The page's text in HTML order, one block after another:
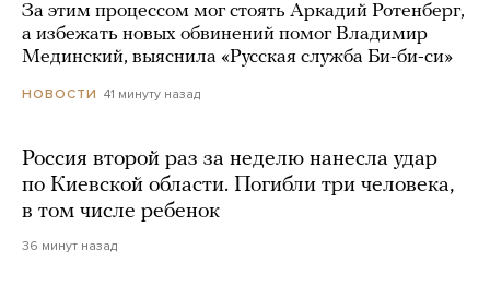
За этим процессом мог стоять Аркадий Ротенберг,
а избежать новых обвинений помог Владимир
Мединский, выяснила «Русская служба Би-би-си»
НОВОСТИ 41 минуту назад
Россия второй раз за неделю нанесла удар
по Киевской области. Погибли три человека,
в том числе ребенок
36 минут назад